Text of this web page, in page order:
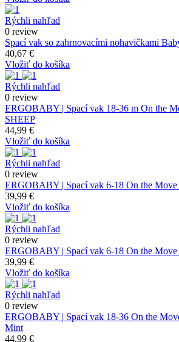
Rýchli nahľad
0 review
Spací vak so zahrnovacími nohavičkami
40,67 €
Vložiť do košíka
Rýchli nahľad
0 review
ERGOBABY | Spací vak 18-36 m On the
SHEEP
44,99 €
Vložiť do košíka
Rýchli nahľad
0 review
ERGOBABY | Spací vak 6-18 On the
39,99 €
Vložiť do košíka
Rýchli nahľad
0 review
ERGOBABY | Spací vak 6-18 On the
39,99 €
Vložiť do košíka
Rýchli nahľad
0 review
ERGOBABY | Spací vak 18-36 On the
Mint
44,99 €